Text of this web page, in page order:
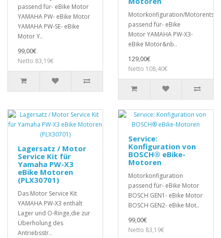
passend für- eBike Motor
YAMAHA PW- eBike Motor
YAMAHA PW-SE- eBike
Motor Y..
99,00€
Netto 83,19€
Motorkonfiguration/
passend für- eBike
Motor YAMAHA PW-X3-
eBike Motor&nb..
129,00€
Netto 108,40€
Lagersatz / Motor
Service Kit für
Yamaha PW-X3
eBike Motoren
(PLX30701)
Das Motor Service Kit
YAMAHA PW-X3 enthält
Lager und O-Ringe,die zur
Überholung des
Antriebsstr..
Service:
Konfiguration von
BOSCH® eBike-
Motoren
Motorkonfiguration
passend für- eBike Motor
BOSCH GEN1- eBike Motor
BOSCH GEN2- eBike Mot..
99,00€
Netto 83,19€